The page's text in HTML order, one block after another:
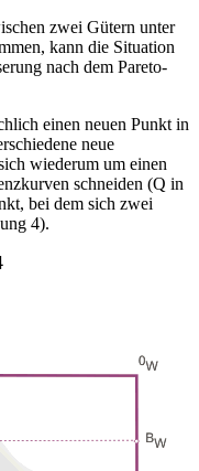
zwei Gütern unter
kann die Situation
nach dem Pareto-
einen neuen Punkt in
neue
wiederum um einen
schneiden (Q in
bei dem sich zwei
4).